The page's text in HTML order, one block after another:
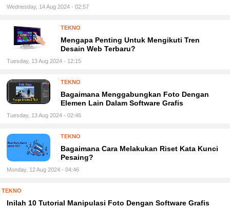
Wednesday, 14 Aug 2024 - 02:57
TEKNO
Mengapa Penting Untuk Mengikuti Tren
Desain Web Terbaru?
Tuesday, 13 Aug 2024 - 12:15
TEKNO
Bagaimana Menggabungkan Foto Dengan
Elemen Lain Dalam Software Grafis
Tuesday, 13 Aug 2024 - 02:46
TEKNO
Bagaimana Cara Melakukan Riset Kata Kunci
Pesaing?
Monday, 12 Aug 2024 - 04:46
TEKNO
Inilah 10 Tutorial Manipulasi Foto Dengan Software Grafis